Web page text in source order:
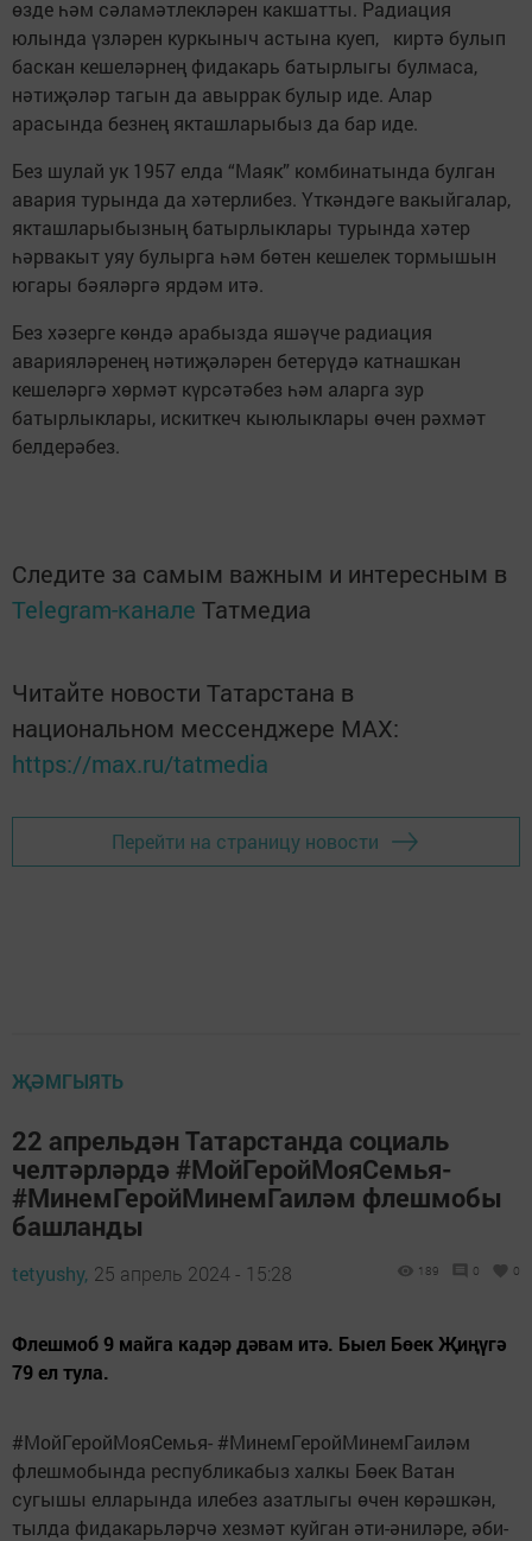
өзде һәм сәламәтлекләрен какшатты. Радиация
юлында үзләрен куркыныч астына куеп, киртә булып
баскан кешеләрнең фидакарь батырлыгы булмаса,
нәтиҗәләр тагын да авыррак булыр иде. Алар
арасында безнең якташларыбыз да бар иде.
Без шулай ук 1957 елда “Маяк” комбинатында булган
авария турында да хәтерлибез. Үткәндәге вакыйгалар,
якташларыбызның батырлыклары турында хәтер
һәрвакыт уяу булырга һәм бөтен кешелек тормышын
югары бәяләргә ярдәм итә.
Без хәзерге көндә арабызда яшәүче радиация
аварияләренең нәтиҗә­ләрен бетерүдә катнашкан
кешеләргә хөрмәт күрсәтәбез һәм аларга зур
батырлыклары, искиткеч кыюлык­лары өчен рәхмәт
белдерәбез.
Следите за самым важным и интересным в
Telegram-канале Татмедиа
Читайте новости Татарстана в
национальном мессенджере MАХ:
https://max.ru/tatmedia
Перейти на страницу новости
ҖӘМГЫЯТЬ
22 апрельдән Татарстанда социаль
челтәрләрдә #МойГеройМояСемья-
#МинемГеройМинемГаиләм флешмобы
башланды
tetyushy, 25 апрель 2024 - 15:28 189 0 0
Флешмоб 9 майга кадәр дәвам итә. Быел Бөек Җиңүгә
79 ел тула.
#МойГеройМояСемья- #МинемГеройМинемГаиләм
флешмобында республикабыз халкы Бөек Ватан
сугышы елларында илебез азатлыгы өчен көрәшкән,
тылда фидакарьләрчә хезмәт куйган әти-әниләре, әби-